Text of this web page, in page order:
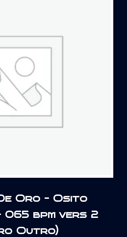
Oro – Osito
065 bpm vers 2
Outro)